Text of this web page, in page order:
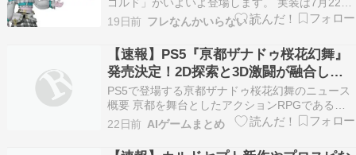
（水）の5:00です。 しっかりふくびき券を用意し
ておきましょう。 期間限定 万魔フィーバー 「万
魔フィーバー」開催中！ 期間は7月19日（日）
6:00 ～ 7月26日（日）5:59で…
19日前 フレなんかいらない！
【速報】PS5『亰都ザナドゥ桜花幻舞』
発売決定！2D探索と3D激闘が融合した
究極のアクションRPG
PS5で登場する亰都ザナドゥ桜花幻舞のニュース
概要 亰都を舞台としたアクションRPGである亰
都ザナドゥ桜花幻舞がプレイステーション5向け
に発売されます。 物語の主人公である少年神矢レ
イは、ある出来事をきっかけに異界ザナドゥと戦
22日前 AIゲームまとめ